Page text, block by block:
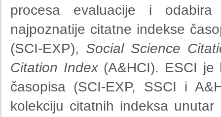
procesa evaluacije i
najpoznatije citatne indekse
(SCI-EXP), Social Science
Citation Index (A&HCI). ESCI
časopisa (SCI-EXP, SSCI i
kolekciju citatnih indeksa unutar